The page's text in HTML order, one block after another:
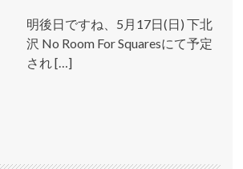
明後日ですね、5月17日(日) 下北
沢 No Room For Squaresにて予定
され […]